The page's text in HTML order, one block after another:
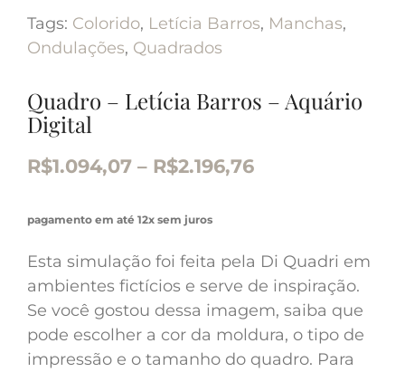
Tags: Colorido, Letícia Barros, Manchas,
Ondulações, Quadrados
Quadro – Letícia Barros – Aquário
Digital
R$1.094,07 – R$2.196,76
pagamento em até 12x sem juros
Esta simulação foi feita pela Di Quadri em
ambientes fictícios e serve de inspiração.
Se você gostou dessa imagem, saiba que
pode escolher a cor da moldura, o tipo de
impressão e o tamanho do quadro. Para